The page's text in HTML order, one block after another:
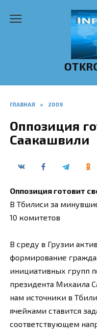
ГЛАВНАЯ » 2009
Оппозиция
Саакашвили
Оппозиция готовит
В Тбилиси за
10 комитетов
В среду в Грузии
формирование
инициативных групп
президента Михаила
нам источники в
ячейками ставится
соответствующем